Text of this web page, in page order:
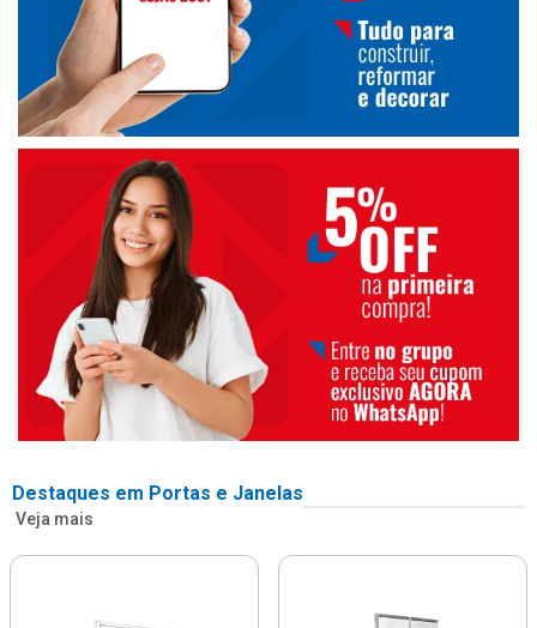
Destaques em Portas e Janelas
Veja mais